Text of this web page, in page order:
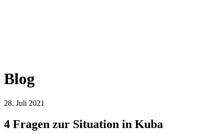
Blog
28. Juli 2021
4 Fragen zur Situation in Kuba